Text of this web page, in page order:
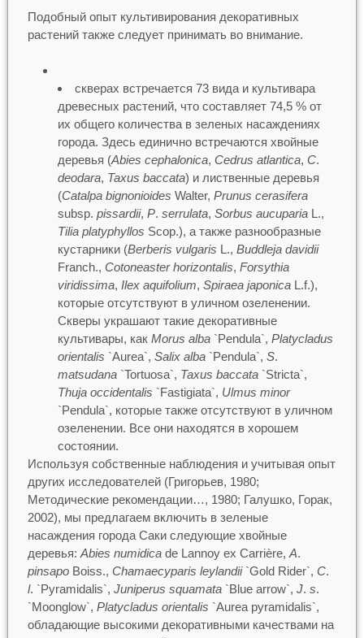
Подобный опыт культивирования декоративных
растений также следует принимать во внимание.
скверах встречается 73 вида и культивара
древесных растений, что составляет 74,5 % от
их общего количества в зеленых насаждениях
города. Здесь единично встречаются хвойные
деревья (Abies cephalonica,Cedrus atlantica,C.
deodara, Taxus baccata) и лиственные деревья
(Catalpa bignonioides Walter,Prunus cerasifera
subsp.pissardii,P.serrulata,Sorbus aucuparia L.,
Tilia platyphyllos Scop.), а также разнообразные
кустарники (Berberis vulgaris L., Buddleja davidii
Franch.,Cotoneaster horizontalis,Forsythia
viridissima, Ilex aquifolium,Spiraea japonica L.f.),
которые отсутствуют в уличном озеленении.
Скверы украшают такие декоративные
культивары, какMorus alba `Pendula`,Platycladus
orientalis `Aurea`,Salix alba `Pendula`,S.
matsudana `Tortuosa`, Taxus baccata `Stricta`,
Thuja occidentalis `Fastigiata`, Ulmus minor
`Pendula`, которые также отсутствуют в уличном
озеленении. Все они находятся в хорошем
состоянии.
Используя собственные наблюдения и учитывая опыт
других исследователей (Григорьев, 1980;
Методические рекомендации…, 1980; Галушко, Горак,
2002), мы предлагаем включить в зеленые
насаждения города Саки следующие хвойные
деревья: Abies numidicade Lannoy ex Carrière, A.
pinsapoBoiss., Chamaecyparis leylandii`Gold Rider`, C.
l. `Pyramidalis`, Juniperus squamata`Blue arrow`, J. s.
`Moonglow`, Platycladus orientalis `Aurea pyramidalis`,
обладающие высокими декоративными качествами на